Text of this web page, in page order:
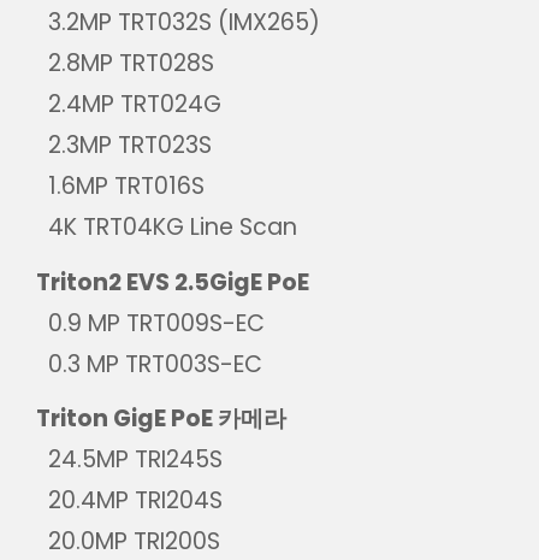
3.2MP TRT032S (IMX265)
2.8MP TRT028S
2.4MP TRT024G
2.3MP TRT023S
1.6MP TRT016S
4K TRT04KG Line Scan
Triton2 EVS 2.5GigE PoE
0.9 MP TRT009S-EC
0.3 MP TRT003S-EC
Triton GigE PoE 카메라
24.5MP TRI245S
20.4MP TRI204S
20.0MP TRI200S